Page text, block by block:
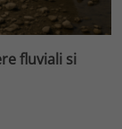
fluviali si